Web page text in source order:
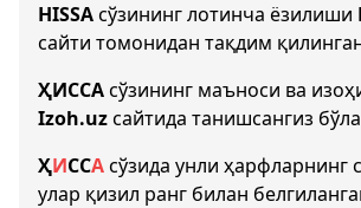
HISSAсўзининг лотинча ёзилиши
сайти томонидан тақдим
ҲИССАсўзининг маъноси ва
Izoh.uzсайтида танишсангиз
ҲИССАсўзида унли ҳарфларнинг
улар қизил ранг билан